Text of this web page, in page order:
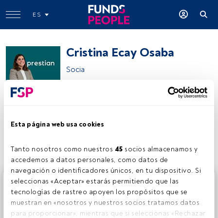
Esta página web usa cookies
Tanto nosotros como nuestros 45 socios almacenamos y
accedemos a datos personales, como datos de
navegación o identificadores únicos, en tu dispositivo. Si
seleccionas «Aceptar» estarás permitiendo que las
tecnologías de rastreo apoyen los propósitos que se
muestran en «nosotros y nuestros socios tratamos datos
para proporcionar», mientras que si seleccionas «Rechazar
ES
Cristina Ecay Osaba
Socia
Compartir:
Este es un artículo exclusivo para los usuarios registrados
de FundsPeople. Si ya estás registrado, accede desde el
botón Login. Si aún no tienes cuenta, te invitamos a
registrarte y disfrutar de todo el universo que ofrece